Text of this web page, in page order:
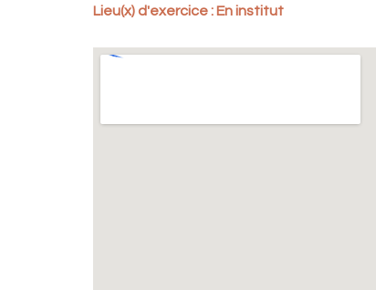
Lieu(x) d'exercice : En institut